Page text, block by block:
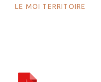
LE MOI TERRITOIRE